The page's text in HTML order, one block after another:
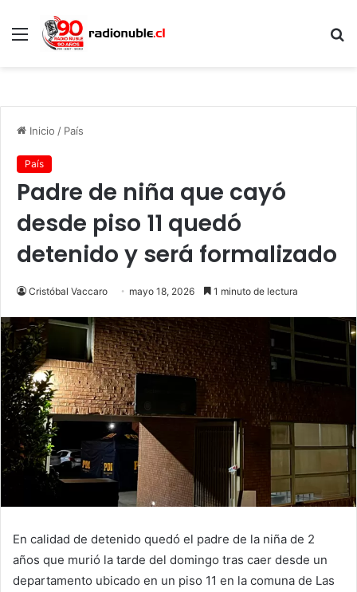
Menú
Inicio / País
País
Padre de niña que cayó
desde piso 11 quedó
detenido y será formalizado
Cristóbal Vaccaro mayo 18, 2026 1 minuto de lectura
En calidad de detenido quedó el padre de la niña de 2
años que murió la tarde del domingo tras caer desde un
departamento ubicado en un piso 11 en la comuna de Las